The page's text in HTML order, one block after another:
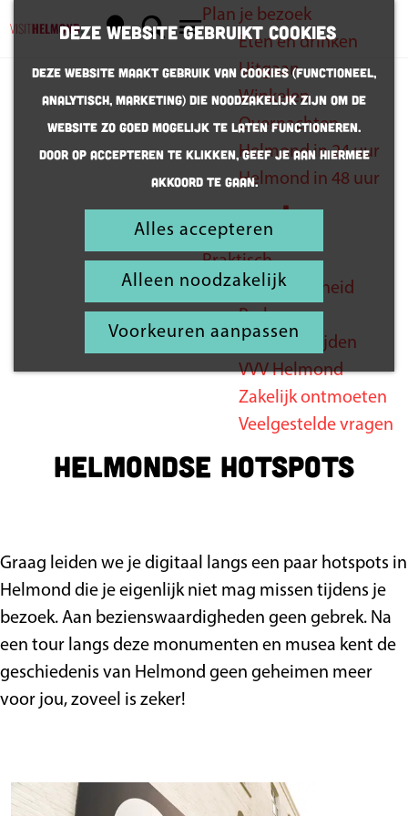
Deze website gebruikt cookies
Deze website maakt gebruik van cookies (Functioneel,
Analytisch, Marketing) die noodzakelijk zijn om de
website zo goed mogelijk te laten functioneren.
Door op accepteren te klikken, geef je aan hiermee
akkoord te gaan.
Alles accepteren
Alleen noodzakelijk
Voorkeuren aanpassen
K
a
r
t
Z
e
k
e
n
e
n
u
Plan je bezoek
Eten en drinken
Uitgaan
Winkelen
Overnachten
Helmond in 24 uur
Helmond in 48 uur
Inspiratie
Praktisch
Bereikbaarheid
Parkeren
Openingstijden
VVV Helmond
Zakelijk ontmoeten
Veelgestelde vragen
Dit mag je
niet missen
Helmondse hotspots
Graag leiden we je digitaal langs een paar hotspots in
Helmond die je eigenlijk niet mag missen tijdens je
bezoek. Aan bezienswaardigheden geen gebrek. Na
een tour langs deze monumenten en musea kent de
geschiedenis van Helmond geen geheimen meer
voor jou, zoveel is zeker!